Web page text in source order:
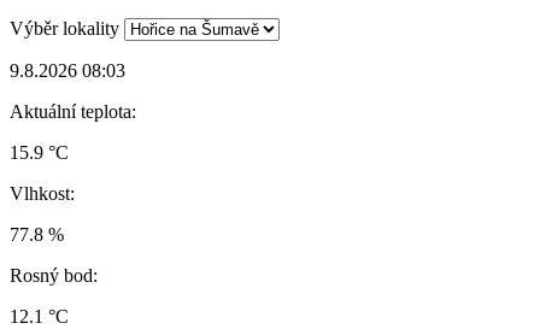
Výběr lokality
9.8.2026 08:03
Aktuální teplota:
15.9 °C
Vlhkost:
77.8 %
Rosný bod:
12.1 °C